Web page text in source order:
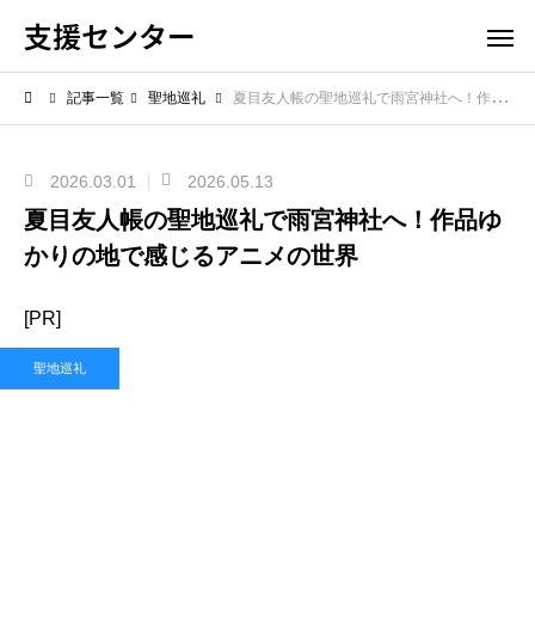
支援センター
記事一覧 聖地巡礼 夏目友人帳の聖地巡礼で雨宮神社へ！作品ゆかりの地で感じるアニメの世界
2026.03.01 2026.05.13
夏目友人帳の聖地巡礼で雨宮神社へ！作品ゆ
かりの地で感じるアニメの世界
[PR]
聖地巡礼